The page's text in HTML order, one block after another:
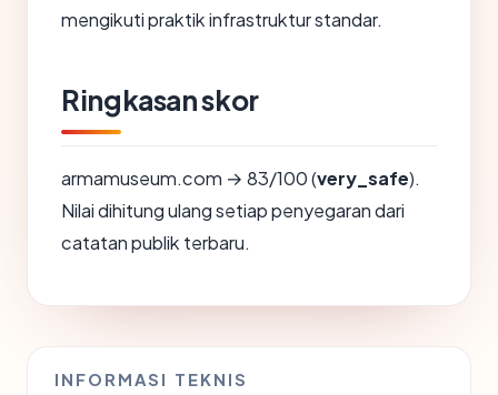
mengikuti praktik infrastruktur standar.
Ringkasan skor
armamuseum.com → 83/100 (very_safe).
Nilai dihitung ulang setiap penyegaran dari
catatan publik terbaru.
INFORMASI TEKNIS